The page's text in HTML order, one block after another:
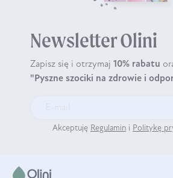
Newsletter Olini
Zapisz się i otrzymaj 10% rabatu
"Pyszne szociki na zdrowie i
Akceptuję Regulamin i Politykę